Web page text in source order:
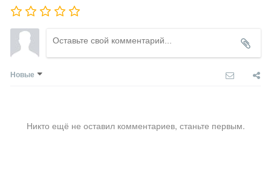
Новые
Никто ещё не оставил комментариев, станьте первым.